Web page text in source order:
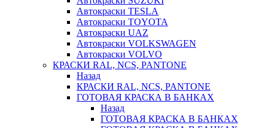
Автокраски TESLA
Автокраски TOYOTA
Автокраски UAZ
Автокраски VOLKSWAGEN
Автокраски VOLVO
КРАСКИ RAL, NCS, PANTONE
Назад
КРАСКИ RAL, NCS, PANTONE
ГОТОВАЯ КРАСКА В БАНКАХ
Назад
ГОТОВАЯ КРАСКА В БАНКАХ